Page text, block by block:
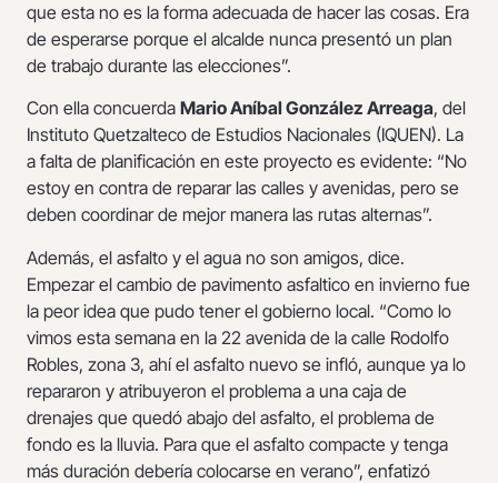
que esta no es la forma adecuada de hacer las cosas. Era
de esperarse porque el alcalde nunca presentó un plan
de trabajo durante las elecciones”.
Con ella concuerda Mario Aníbal González Arreaga, del
Instituto Quetzalteco de Estudios Nacionales (IQUEN). La
a falta de planificación en este proyecto es evidente: “No
estoy en contra de reparar las calles y avenidas, pero se
deben coordinar de mejor manera las rutas alternas”.
Además, el asfalto y el agua no son amigos, dice.
Empezar el cambio de pavimento asfaltico en invierno fue
la peor idea que pudo tener el gobierno local. “Como lo
vimos esta semana en la 22 avenida de la calle Rodolfo
Robles, zona 3, ahí el asfalto nuevo se infló, aunque ya lo
repararon y atribuyeron el problema a una caja de
drenajes que quedó abajo del asfalto, el problema de
fondo es la lluvia. Para que el asfalto compacte y tenga
más duración debería colocarse en verano”, enfatizó